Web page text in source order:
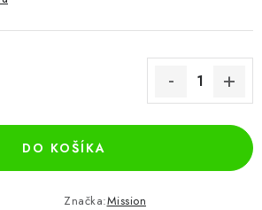
DO KOŠÍKA
Značka:Mission